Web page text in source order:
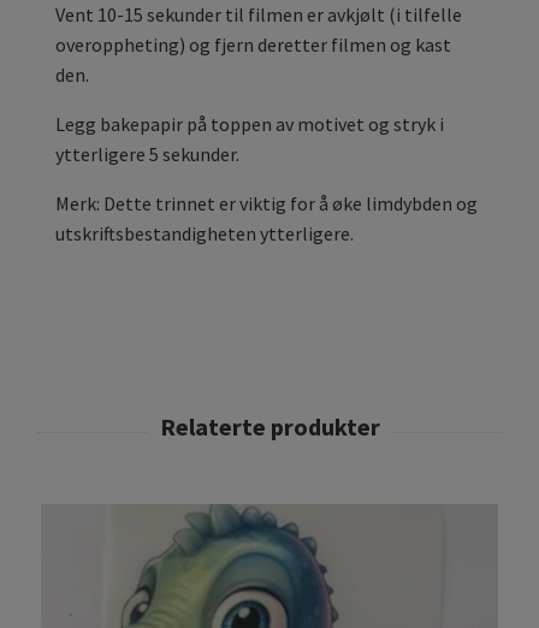
Vent 10-15 sekunder til filmen er avkjølt (i tilfelle
overoppheting) og fjern deretter filmen og kast
den.
Legg bakepapir på toppen av motivet og stryk i
ytterligere 5 sekunder.
Merk: Dette trinnet er viktig for å øke limdybden og
utskriftsbestandigheten ytterligere.